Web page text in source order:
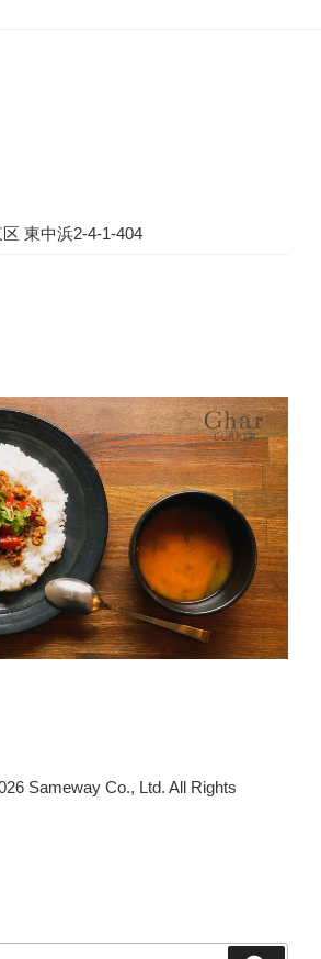
東中浜2-4-1-404
Sameway Co., Ltd. All Rights